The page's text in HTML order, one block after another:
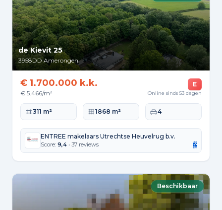
de Kievit 25
3958DD Amerongen
€ 1.700.000 k.k.
€ 5.466/m²
E
Online sinds 53 dagen
Woonoppervlakte
311 m² Perceeloppervlakte
1868 m² Slaapkamers
4
ENTREE makelaars Utrechtse Heuvelrug b.v.
Score: 9,4 • 37 reviews
Beschikbaar